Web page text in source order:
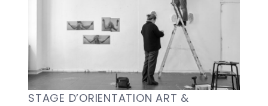
STAGE D’ORIENTATION ART &